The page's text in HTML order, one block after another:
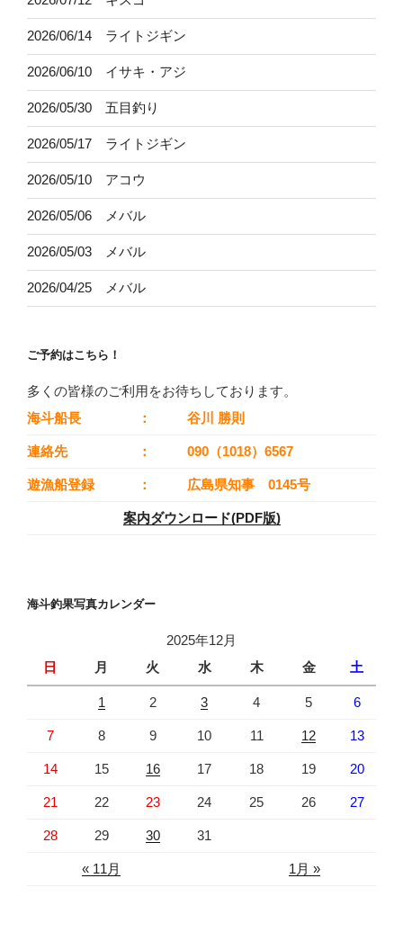
2026/06/14 ライトジギン
2026/06/10 イサキ・アジ
2026/05/30 五目釣り
2026/05/17 ライトジギン
2026/05/10 アコウ
2026/05/06 メバル
2026/05/03 メバル
2026/04/25 メバル
ご予約はこちら！
多くの皆様のご利用をお待ちしております。
海斗船長
： 谷川 勝則
連絡先 ： 090（1018）6567
遊漁船登録 ： 広島県知事 0145号
案内ダウンロード(PDF版)
海斗釣果写真カレンダー
2025年12月
日
月 火 水 木 金 土
« 11月 1月 »
1 2 3 4 5 6
7 8 9 10 11 12 13
14 15 16 17 18 19 20
21 22 23 24 25 26 27
28 29 30 31